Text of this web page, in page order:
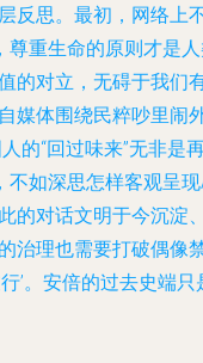
思。最初，网络
重生命的原则才是
对立，无碍于我
媒体围绕民粹吵里
“回过味来”无非是
如深思怎样客观
对话文明于今沉
理也需要打破偶
’。安倍的过去史端